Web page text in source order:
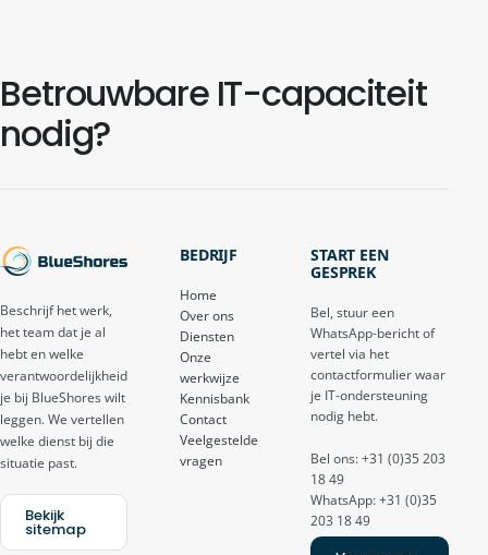
Betrouwbare IT-capaciteit
nodig?
Beschrijf het werk,
het team dat je al
hebt en welke
verantwoordelijkheid
je bij BlueShores wilt
leggen. We vertellen
welke dienst bij die
situatie past.
Bekijk
sitemap
BEDRIJF
Home
Over ons
Diensten
Onze
werkwijze
Kennisbank
Contact
Veelgestelde
vragen
START EEN
GESPREK
Bel, stuur een
WhatsApp-bericht of
vertel via het
contactformulier waar
je IT-ondersteuning
nodig hebt.
Bel ons: +31 (0)35 203
18 49
WhatsApp: +31 (0)35
203 18 49